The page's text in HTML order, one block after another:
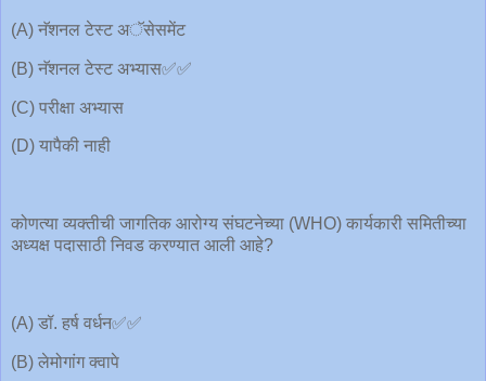
(A) नॅशनल टेस्ट अॅसेसमेंट
(B) नॅशनल टेस्ट अभ्यास✅✅
(C) परीक्षा अभ्यास
(D) यापैकी नाही
कोणत्या व्यक्तीची जागतिक आरोग्य संघटनेच्या (WHO) कार्यकारी समितीच्या
अध्यक्ष पदासाठी निवड करण्यात आली आहे?
(A) डॉ. हर्ष वर्धन✅✅
(B) लेमोगांग क्वापे